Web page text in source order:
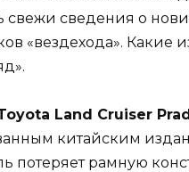
свежи сведения о
«вездехода». Какие
Land Cruiser
китайским
потеряет рамную